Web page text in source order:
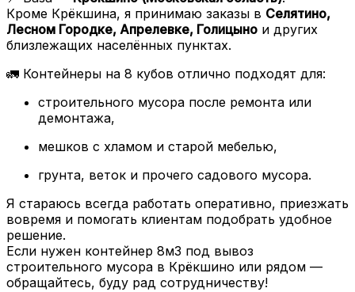
Кроме Крёкшина, я принимаю заказы в Селятино,
Лесном Городке, Апрелевке, Голицыно и других
близлежащих населённых пунктах.
🚛 Контейнеры на 8 кубов отлично подходят для:
строительного мусора после ремонта или
демонтажа,
мешков с хламом и старой мебелью,
грунта, веток и прочего садового мусора.
Я стараюсь всегда работать оперативно, приезжать
вовремя и помогать клиентам подобрать удобное
решение.
Если нужен контейнер 8м3 под вывоз
строительного мусора в Крёкшино или рядом —
обращайтесь, буду рад сотрудничеству!